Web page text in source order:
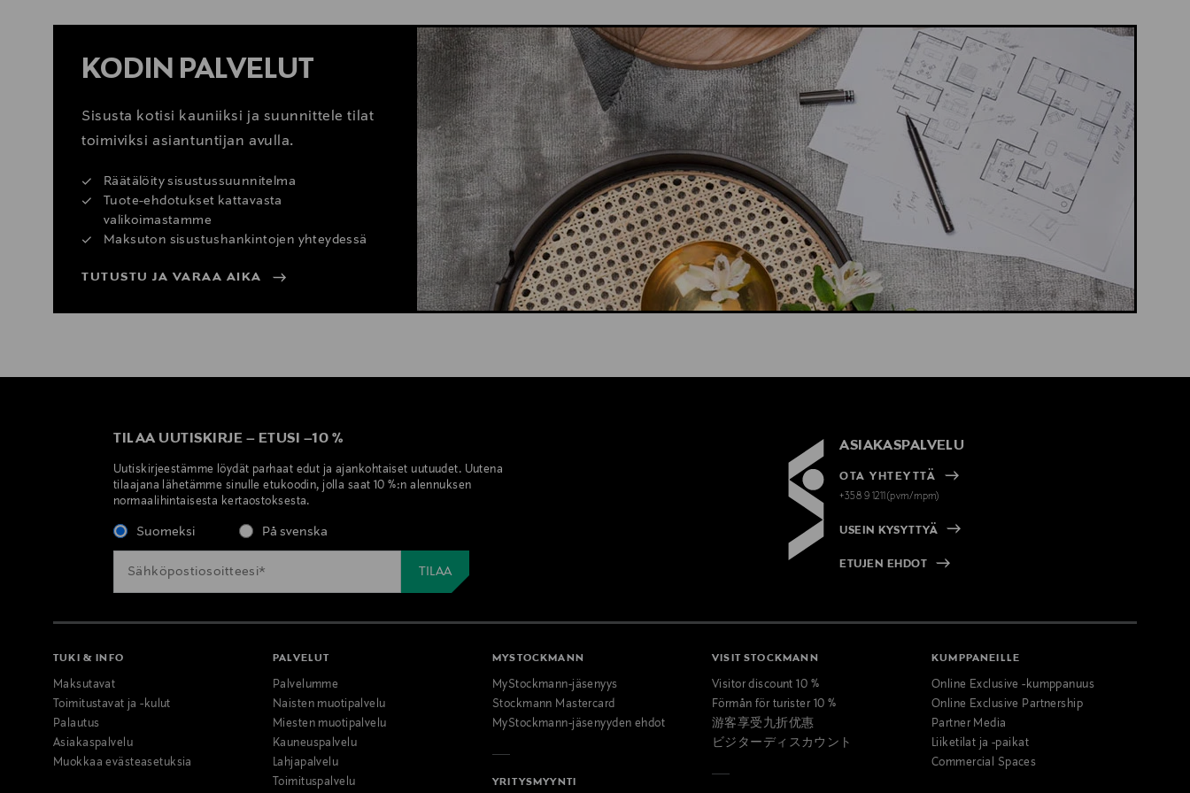
KODIN PALVELUT
Sisusta kotisi kauniiksi ja suunnittele tilat
toimiviksi asiantuntijan avulla.
Räätälöity sisustussuunnitelma
Tuote-ehdotukset kattavasta
valikoimastamme
Maksuton sisustushankintojen yhteydessä
TUTUSTU JA VARAA AIKA
TILAA UUTISKIRJE – ETUSI –10 %
Uutiskirjeestämme löydät parhaat edut ja ajankohtaiset uutuudet. Uutena
tilaajana lähetämme sinulle etukoodin, jolla saat 10 %:n alennuksen
normaalihintaisesta kertaostoksesta.
Suomeksi På svenska
ASIAKASPALVELU
OTA YHTEYTTÄ
+358 9 1211(pvm/mpm)
USEIN KYSYTTYÄ
ETUJEN EHDOT
TUKI & INFO
Maksutavat
Toimitustavat ja -kulut
Palautus
Asiakaspalvelu
Muokkaa evästeasetuksia
PALVELUT
Palvelumme
Naisten muotipalvelu
Miesten muotipalvelu
Kauneuspalvelu
Lahjapalvelu
Toimituspalvelu
MYSTOCKMANN
MyStockmann-jäsenyys
Stockmann Mastercard
MyStockmann-jäsenyyden ehdot
YRITYSMYYNTI
VISIT STOCKMANN
Visitor discount 10 %
Förmån för turister 10 %
游客享受九折优惠
ビジターディスカウント
KUMPPANEILLE
Online Exclusive -kumppanuus
Online Exclusive Partnership
Partner Media
Liiketilat ja -paikat
Commercial Spaces